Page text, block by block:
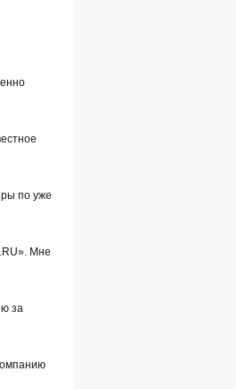
по уже
Мне
за